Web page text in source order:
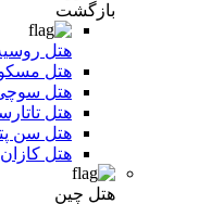
بازگشت
هتل
هتل
هتل
هتل
هتل سن
هتل کازان
هتل چین